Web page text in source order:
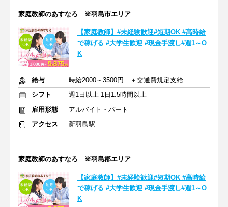
家庭教師のあすなろ ※羽島市エリア
【家庭教師】#未経験歓迎#短期OK #高時給
で稼げる #大学生歓迎 #現金手渡し#週1～O
K
給与
時給2000～3500円 ＋交通費規定支給
シフト
週1日以上 1日1.5時間以上
雇用形態
アルバイト・パート
アクセス
新羽島駅
家庭教師のあすなろ ※羽島郡エリア
【家庭教師】#未経験歓迎#短期OK #高時給
で稼げる #大学生歓迎 #現金手渡し#週1～O
K